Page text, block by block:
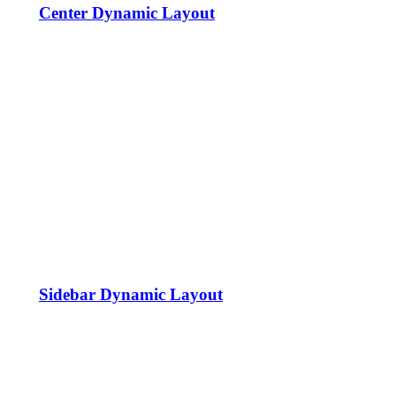
Center Dynamic Layout
Sidebar Dynamic Layout